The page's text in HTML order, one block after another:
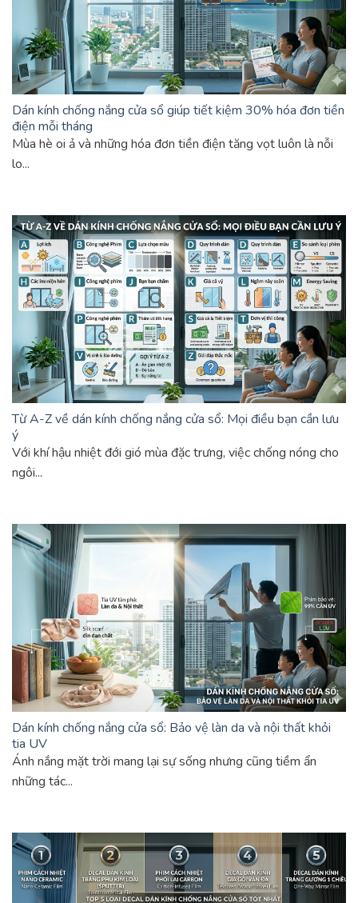
Dán kính chống nắng cửa sổ giúp tiết kiệm 30% hóa đơn tiền
điện mỗi tháng
Mùa hè oi ả và những hóa đơn tiền điện tăng vọt luôn là nỗi
lo...
Từ A-Z về dán kính chống nắng cửa sổ: Mọi điều bạn cần lưu
ý
Với khí hậu nhiệt đới gió mùa đặc trưng, việc chống nóng cho
ngôi...
Dán kính chống nắng cửa sổ: Bảo vệ làn da và nội thất khỏi
tia UV
Ánh nắng mặt trời mang lại sự sống nhưng cũng tiềm ẩn
những tác...